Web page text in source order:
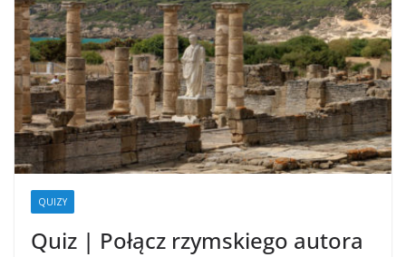
QUIZY
Quiz | Połącz rzymskiego autora